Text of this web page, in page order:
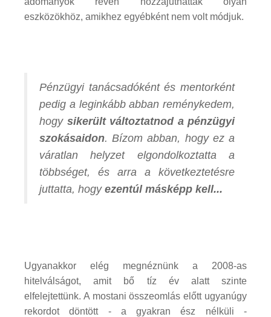
eszközökhöz, amikhez egyébként nem volt módjuk.
Pénzügyi tanácsadóként és mentorként
pedig a leginkább abban reménykedem,
hogy sikerült változtatnod a pénzügyi
szokásaidon. Bízom abban, hogy ez a
váratlan helyzet elgondolkoztatta a
többséget, és arra a következtetésre
juttatta, hogy ezentúl másképp kell...
Ugyanakkor elég megnéznünk a 2008-as
hitelválságot, amit bő tíz év alatt szinte
elfelejtettünk. A mostani összeomlás előtt ugyanúgy
rekordot döntött - a gyakran ész nélküli -